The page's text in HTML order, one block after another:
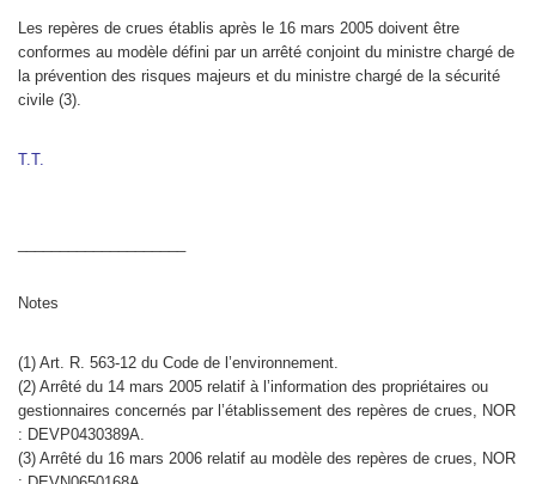
Les repères de crues établis après le 16 mars 2005 doivent être
conformes au modèle défini par un arrêté conjoint du ministre chargé de
la prévention des risques majeurs et du ministre chargé de la sécurité
civile (3).
T.T.
Notes
(1) Art. R. 563-12 du Code de l’environnement.
(2) Arrêté du 14 mars 2005 relatif à l’information des propriétaires ou
gestionnaires concernés par l’établissement des repères de crues, NOR
: DEVP0430389A.
(3) Arrêté du 16 mars 2006 relatif au modèle des repères de crues, NOR